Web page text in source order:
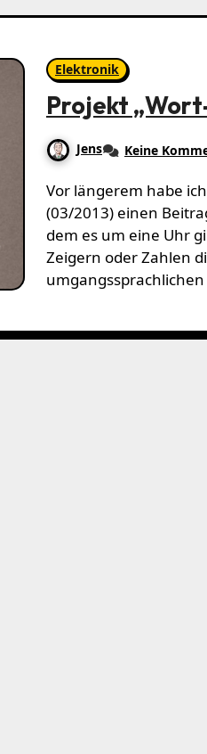
Elektronik
Projekt
Jens Keine
Vor längerem habe ich in der c't Hacks
(03/2013) einen
dem es um eine Uhr
Zeigern oder Zahlen